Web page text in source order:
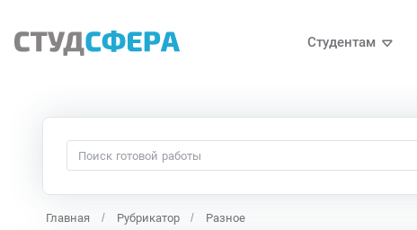
Студентам
Главная Рубрикатор Разное